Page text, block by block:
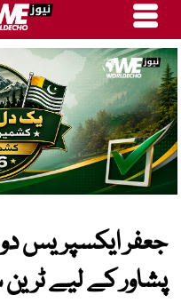
جعفر ایکسپریس
پشاور کے لیے